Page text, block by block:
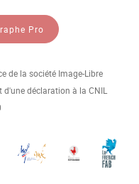
Pro
de la société Image-Libre
déclaration à la CNIL